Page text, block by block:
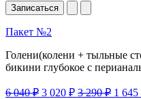
Записаться
Пакет №2
Голени(колени + тыльные
бикини глубокое с
6 040 ₽ 3 020 ₽ 3 290 ₽ 1 645